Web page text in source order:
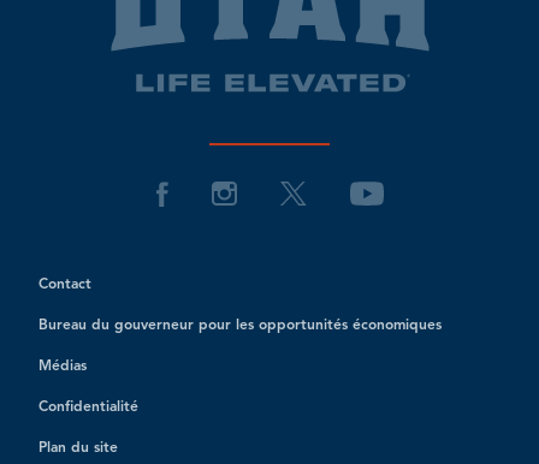
Contact
Bureau du gouverneur pour les opportunités économiques
Médias
Confidentialité
Plan du site